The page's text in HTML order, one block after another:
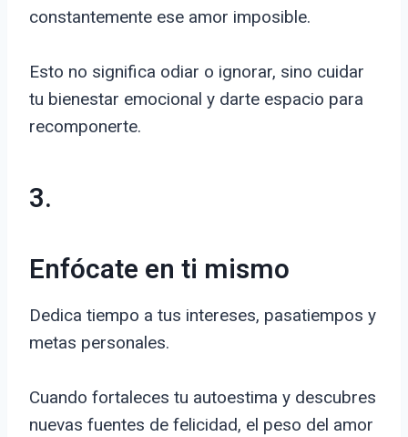
constantemente ese amor imposible.
Esto no significa odiar o ignorar, sino cuidar
tu bienestar emocional y darte espacio para
recomponerte.
3.
Enfócate en ti mismo
Dedica tiempo a tus intereses, pasatiempos y
metas personales.
Cuando fortaleces tu autoestima y descubres
nuevas fuentes de felicidad, el peso del amor